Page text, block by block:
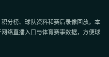
分榜、球队资料和赛后录像回放。本
络直播入口与体育赛事数据，方便球